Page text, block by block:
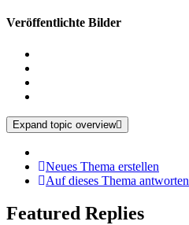
Veröffentlichte Bilder
Expand topic overview
Neues Thema erstellen
Auf dieses Thema antworten
Featured Replies